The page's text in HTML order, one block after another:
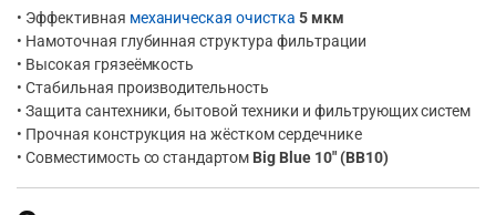
• Эффективная механическая очистка 5 мкм
• Намоточная глубинная структура фильтрации
• Высокая грязеёмкость
• Стабильная производительность
• Защита сантехники, бытовой техники и фильтрующих систем
• Прочная конструкция на жёстком сердечнике
• Совместимость со стандартом Big Blue 10″ (BB10)